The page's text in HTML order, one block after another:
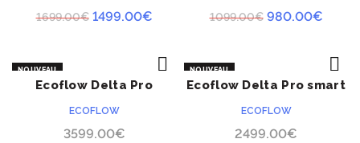
1699.00€ Le
1499.00€Le
actuel
est :
1099.00€ Le
980.00€Le
est :
NOUVEAU
ACHETER
Ecoflow Delta Pro
ECOFLOW
3599.00€
NOUVEAU
ACHETER
Ecoflow Delta Pro smart
ECOFLOW
2499.00€